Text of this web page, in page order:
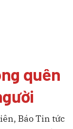
quên
Báo Tin tức